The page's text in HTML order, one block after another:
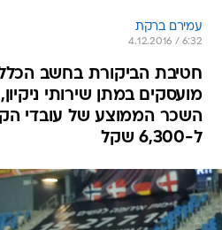
עמירם ברקת
4.12.2016 / 6:32
חטיבת הביקורת בחשב
מועסקים במתן שירותי
השכר הממוצע של עובדי
ל-6,300 שקל